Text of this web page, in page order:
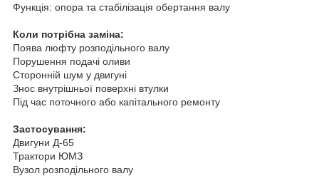
Функція: опора та стабілізація обертання валу
Коли потрібна заміна:
Поява люфту розподільного валу
Порушення подачі оливи
Сторонній шум у двигуні
Знос внутрішньої поверхні втулки
Під час поточного або капітального ремонту
Застосування:
Двигуни Д-65
Трактори ЮМЗ
Вузол розподільного валу